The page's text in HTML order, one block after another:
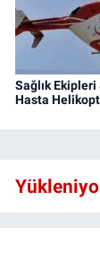
Sağlık
Hasta